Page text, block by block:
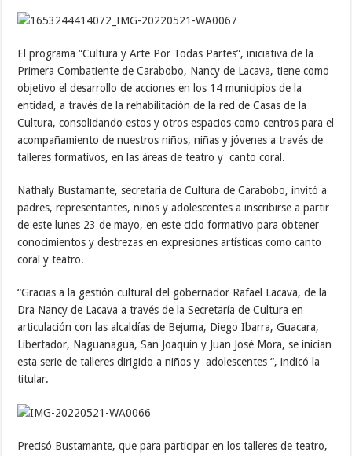
El programa “Cultura y Arte Por Todas Partes”, iniciativa de la
Primera Combatiente de Carabobo, Nancy de Lacava, tiene como
objetivo el desarrollo de acciones en los 14 municipios de la
entidad, a través de la rehabilitación de la red de Casas de la
Cultura, consolidando estos y otros espacios como centros para el
acompañamiento de nuestros niños, niñas y jóvenes a través de
talleres formativos, en las áreas de teatro y canto coral.
Nathaly Bustamante, secretaria de Cultura de Carabobo, invitó a
padres, representantes, niños y adolescentes a inscribirse a partir
de este lunes 23 de mayo, en este ciclo formativo para obtener
conocimientos y destrezas en expresiones artísticas como canto
coral y teatro.
“Gracias a la gestión cultural del gobernador Rafael Lacava, de la
Dra Nancy de Lacava a través de la Secretaría de Cultura en
articulación con las alcaldías de Bejuma, Diego Ibarra, Guacara,
Libertador, Naguanagua, San Joaquin y Juan José Mora, se inician
esta serie de talleres dirigido a niños y adolescentes “, indicó la
titular.
Precisó Bustamante, que para participar en los talleres de teatro,